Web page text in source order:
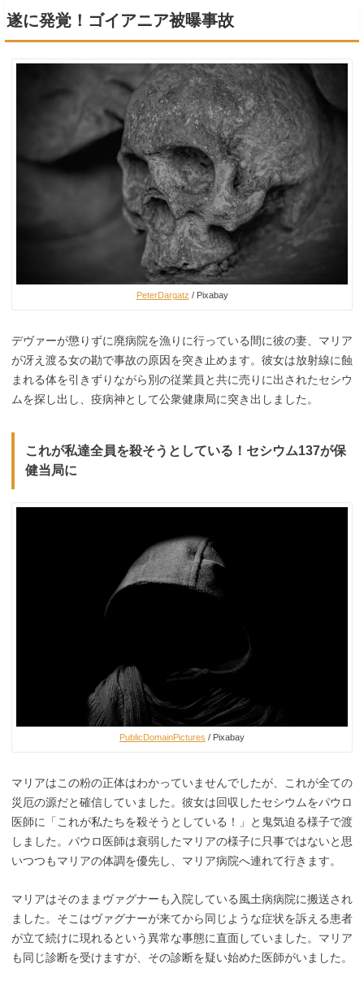
遂に発覚！ゴイアニア被曝事故
PeterDargatz / Pixabay
デヴァーが懲りずに廃病院を漁りに行っている間に彼の妻、マリア
が冴え渡る女の勘で事故の原因を突き止めます。彼女は放射線に蝕
まれる体を引きずりながら別の従業員と共に売りに出されたセシウ
ムを探し出し、疫病神として公衆健康局に突き出しました。
これが私達全員を殺そうとしている！セシウム137が保
健当局に
PublicDomainPictures / Pixabay
マリアはこの粉の正体はわかっていませんでしたが、これが全ての
災厄の源だと確信していました。彼女は回収したセシウムをパウロ
医師に「これが私たちを殺そうとしている！」と鬼気迫る様子で渡
しました。パウロ医師は衰弱したマリアの様子に只事ではないと思
いつつもマリアの体調を優先し、マリア病院へ連れて行きます。
マリアはそのままヴァグナーも入院している風土病病院に搬送され
ました。そこはヴァグナーが来てから同じような症状を訴える患者
が立て続けに現れるという異常な事態に直面していました。マリア
も同じ診断を受けますが、その診断を疑い始めた医師がいました。